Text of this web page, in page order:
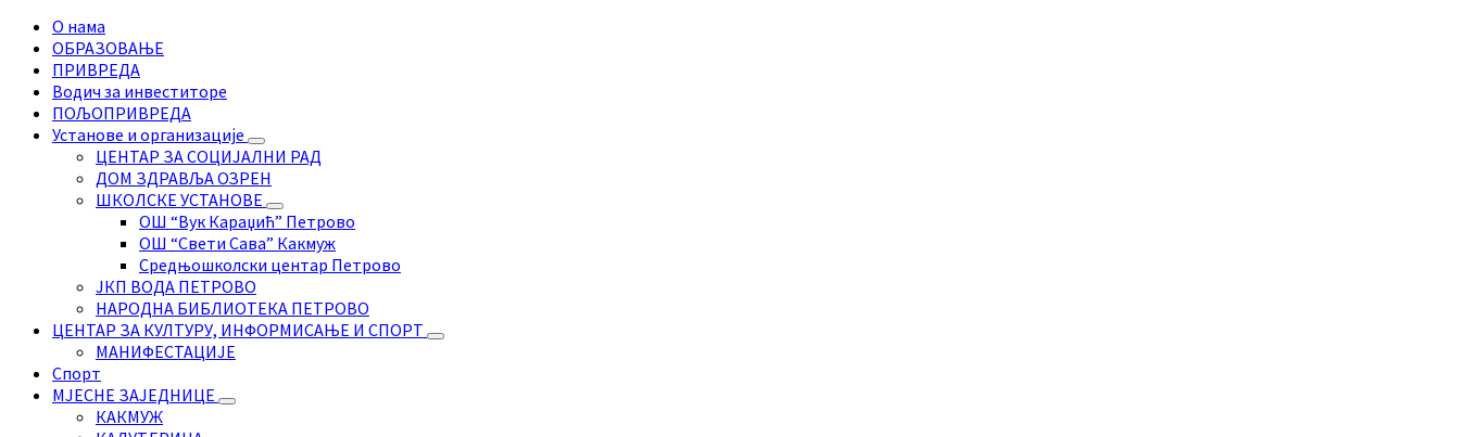
О нама
ОБРАЗОВАЊЕ
ПРИВРЕДА
Водич за инвеститоре
ПОЉОПРИВРЕДА
Установе и организације
ЦЕНТАР ЗА СОЦИЈАЛНИ РАД
ДОМ ЗДРАВЉА ОЗРЕН
ШКОЛСКЕ УСТАНОВЕ
ОШ “Вук Караџић” Петрово
ОШ “Свети Сава” Какмуж
Средњошколски центар Петрово
ЈКП ВОДА ПЕТРОВО
НАРОДНА БИБЛИОТЕКА ПЕТРОВО
ЦЕНТАР ЗА КУЛТУРУ, ИНФОРМИСАЊЕ И СПОРТ
МАНИФЕСТАЦИЈЕ
Спорт
МЈЕСНЕ ЗАЈЕДНИЦЕ
КАКМУЖ